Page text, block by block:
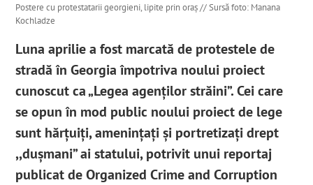
Postere cu protestatarii georgieni, lipite prin oraș // Sursă foto: Manana
Kochladze
Luna aprilie a fost marcată de protestele de
stradă în Georgia împotriva noului proiect
cunoscut ca „Legea agenților străini”. Cei care
se opun în mod public noului proiect de lege
sunt hărțuiți, amenințați și portretizați drept
,,dușmani” ai statului, potrivit unui reportaj
publicat de Organized Crime and Corruption